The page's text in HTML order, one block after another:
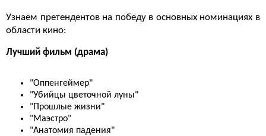
Узнаем претендентов на победу в основных номинациях в
области кино:
Лучший фильм (драма)
"Оппенгеймер"
"Убийцы цветочной луны"
"Прошлые жизни"
"Маэстро"
"Анатомия падения"